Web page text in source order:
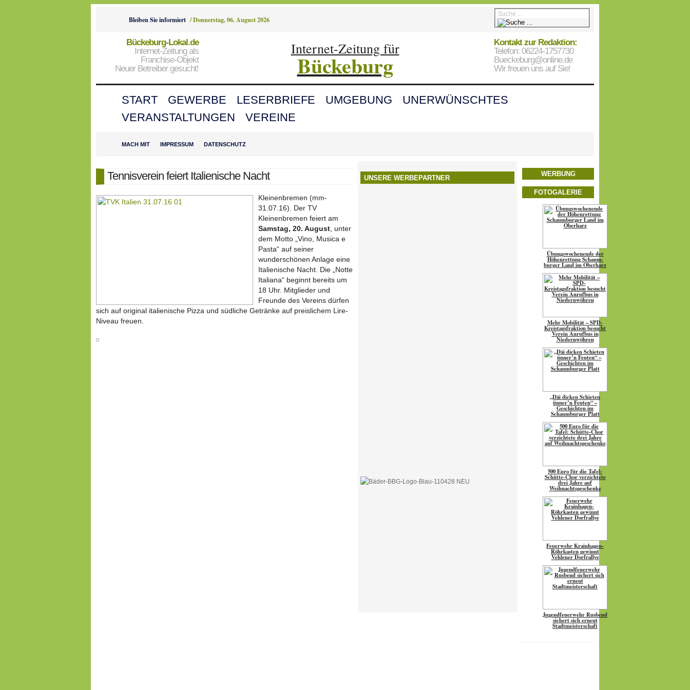
Bleiben Sie informiert /Donnerstag, 06. August 2026
Bückeburg-Lokal.de
Internet-Zeitung als
Franchise-Objekt
Neuer Betreiber gesucht!
Internet-Zeitung für
Bückeburg
Kontakt zur Redaktion:
Telefon: 06224-1757730
Bueckeburg@online.de
Wir freuen uns auf Sie!
START GEWERBE LESERBRIEFE UMGEBUNG
UNERWÜNSCHTES
VERANSTALTUNGEN
VEREINE
MACH MIT IMPRESSUM DATENSCHUTZ
Tennisverein feiert Italienische Nacht
Kleinenbremen (mm-
31.07.16). Der TV
Kleinenbremen feiert am
Samstag, 20. August , unter
dem Motto „Vino, Musica e
Pasta“ auf seiner
wunderschönen Anlage eine
Italienische Nacht. Die „Notte
Italiana“ beginnt bereits um
18 Uhr. Mitglieder und
Freunde des Vereins dürfen
sich auf original italienische Pizza und südliche Getränke auf preislichem Lire-
Niveau freuen.
UNSERE WERBEPARTNER
WERBUNG
FOTOGALERIE
Übungs­wo­chen­ende der
Höhen­ret­tung Schaum­
burger Land im Oberharz
Mehr Mobilität – SPD-
Kreistagsfraktion besucht
Verein Anrufbus in
Niedernwöhren
„Däi dicken Schieten
ünner’n Feuten“ –
Geschichten im
Schaumburger Platt
500 Euro für die Tafel:
Schütte-Chor verzichtete
drei Jahre auf
Weihnachtsgeschenke
Feuerwehr Krainhagen-
Röhrkasten gewinnt
Vehlener Dorfrallye
Jugendfeuerwehr Rusbend
sichert sich erneut
Stadtmeisterschaft